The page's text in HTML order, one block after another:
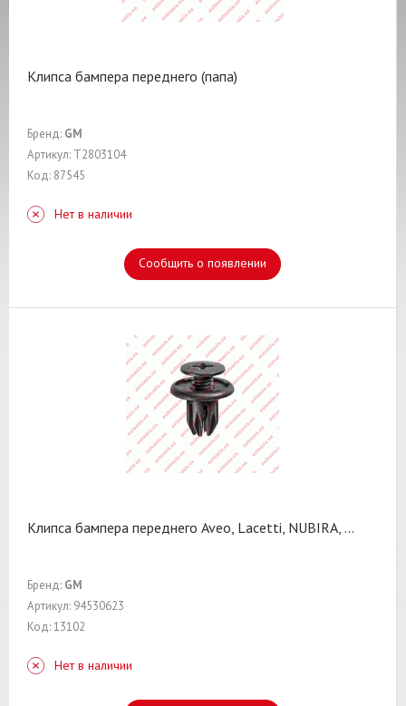
Клипса бампера переднего (папа)
Бренд: GM
Артикул: T2803104
Код: 87545
Нет в наличии
Сообщить о появлении
Клипса бампера переднего Aveo, Lacetti, NUBIRA, ...
Бренд: GM
Артикул: 94530623
Код: 13102
Нет в наличии